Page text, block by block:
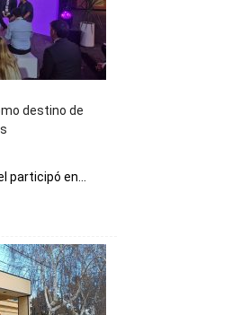
destino de
participó en...